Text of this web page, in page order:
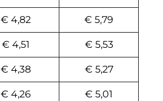
€ 4,82 € 5,79
€ 4,51 € 5,53
€ 4,38 € 5,27
€ 4,26 € 5,01